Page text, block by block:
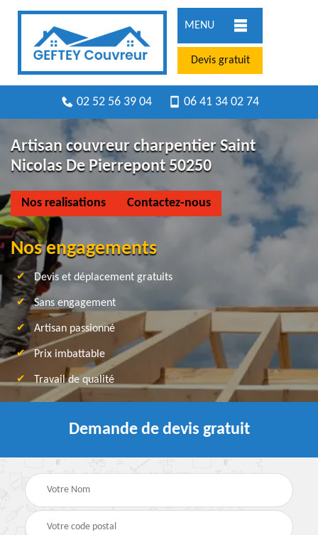
MENU
Devis gratuit
02 52 56 39 04 06 41 34 02 74
Artisan couvreur charpentier Saint
Nicolas De Pierrepont 50250
Nos realisations Contactez-nous
Nos engagements
Devis et déplacement gratuits
Sans engagement
Artisan passionné
Prix imbattable
Travail de qualité
Demande de devis gratuit